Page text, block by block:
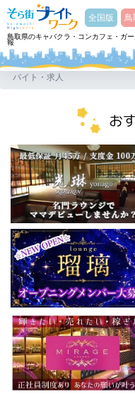
そら街ナイト
全国版
鳥
鳥取県のキャバクラ・コンカフェ・ガ
報
ホーム
スナック ガールズスナック
バイト・求人
お